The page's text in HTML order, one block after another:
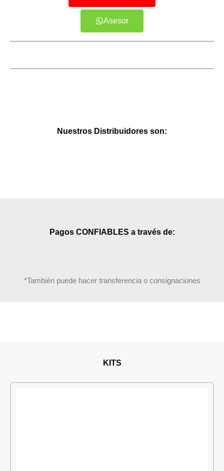
Asesor
Nuestros Distribuidores son:
Pagos CONFIABLES a través de:
*También puede hacer transferencia o consignaciones
KITS